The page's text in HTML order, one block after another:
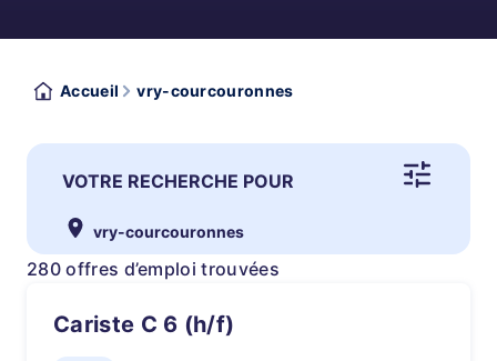
Accueil vry-courcouronnes
VOTRE RECHERCHE POUR
vry-courcouronnes
280 offres d’emploi trouvées
Cariste C 6 (h/f)